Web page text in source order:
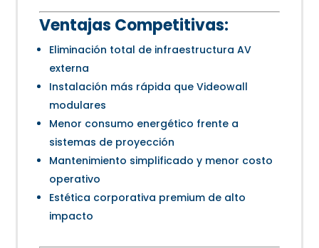
Ventajas Competitivas:
Eliminación total de infraestructura AV
externa
Instalación más rápida que Videowall
modulares
Menor consumo energético frente a
sistemas de proyección
Mantenimiento simplificado y menor costo
operativo
Estética corporativa premium de alto
impacto